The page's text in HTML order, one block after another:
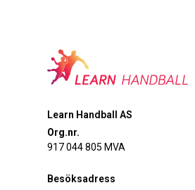
Learn Handball AS
Org.nr.
917 044 805 MVA
Besöksadress